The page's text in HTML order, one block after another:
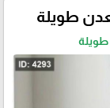
طويلة